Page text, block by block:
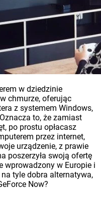
w dziedzinie
chmurze, oferując
z systemem Windows,
to, że zamiast
po prostu opłacasz
przez internet,
urządzenie, z prawie
poszerzyła swoją ofertę
wprowadzony w Europie i
tyle dobra alternatywa,
Now?